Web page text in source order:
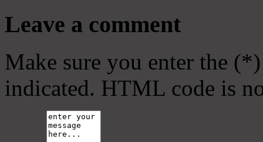
Leave a comment
Make sure you enter the
indicated. HTML code is